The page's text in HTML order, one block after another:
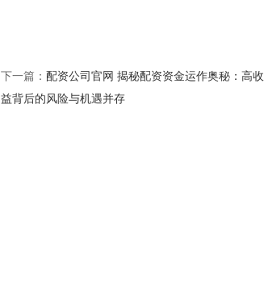
下一篇： 配资公司官网 揭秘配资资金运作奥秘：高收
益背后的风险与机遇并存